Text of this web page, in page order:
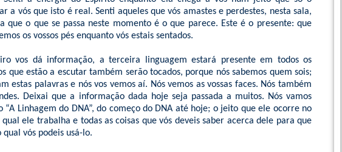
a vós que isto é real. Senti aqueles que vós amastes e perdestes, nesta sala,
que o que se passa neste momento é o que parece. Este é o presente: que
os vossos pés enquanto vós estais sentados.
vos dá informação, a terceira linguagem estará presente em todos os
que estão a escutar também serão tocados, porque nós sabemos quem sois;
estas palavras e nós vos vemos aí. Nós vemos as vossas faces. Nós também
Deixai que a informação dada hoje seja passada a muitos. Nós vamos
Linhagem do DNA”, do começo do DNA até hoje; o jeito que ele ocorre no
ele trabalha e todas as coisas que vós deveis saber acerca dele para que
vós podeis usá-lo.